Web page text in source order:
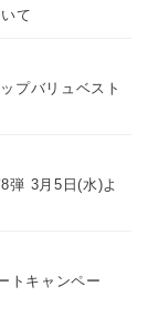
て
プバリュベスト
弾 3月5日(水)よ
トキャンペー